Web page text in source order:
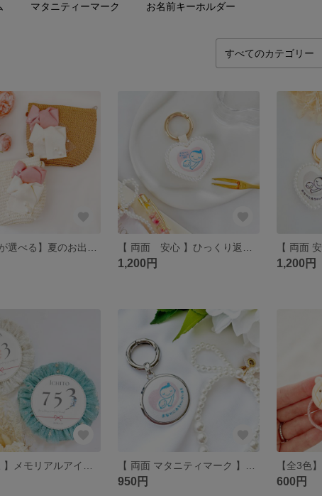
マタニティーマーク お名前キーホルダー
1,200円 1,200円
950円 600円